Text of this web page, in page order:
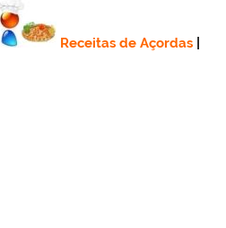
Receitas de Açordas